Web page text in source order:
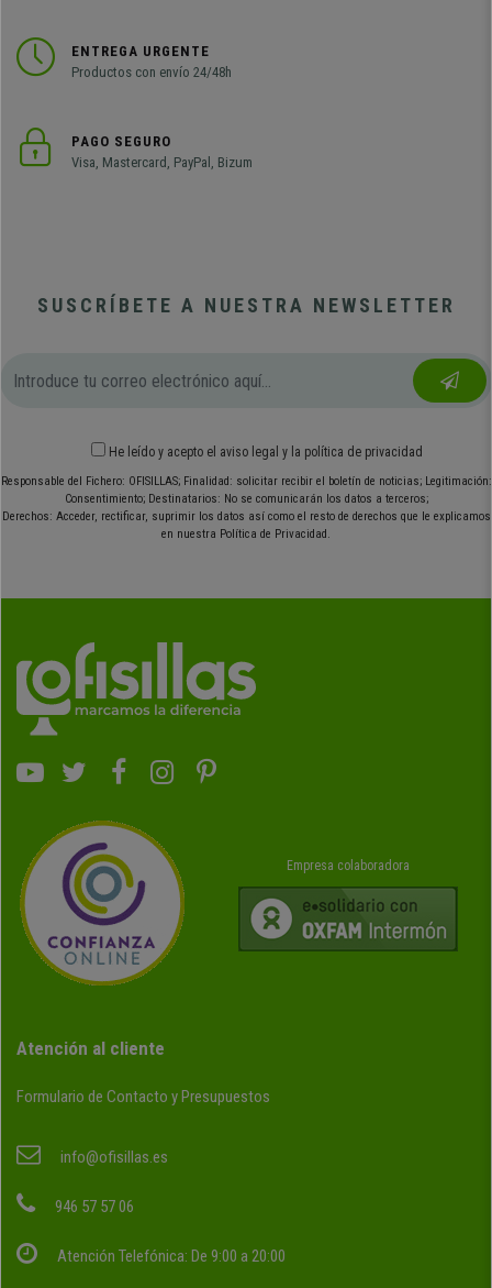
ENTREGA URGENTE
Productos con envío 24/48h
PAGO SEGURO
Visa, Mastercard, PayPal, Bizum
SUSCRÍBETE A NUESTRA NEWSLETTER
He leído y acepto el aviso legal y la política de privacidad
Responsable del Fichero: OFISILLAS; Finalidad: solicitar recibir el boletín de noticias; Legitimación:
Consentimiento; Destinatarios: No se comunicarán los datos a terceros;
Derechos: Acceder, rectificar, suprimir los datos así como el resto de derechos que le explicamos
en nuestra Política de Privacidad.
Empresa colaboradora
Atención al cliente
Formulario de Contacto y Presupuestos
info@ofisillas.es
946 57 57 06
Atención Telefónica: De 9:00 a 20:00